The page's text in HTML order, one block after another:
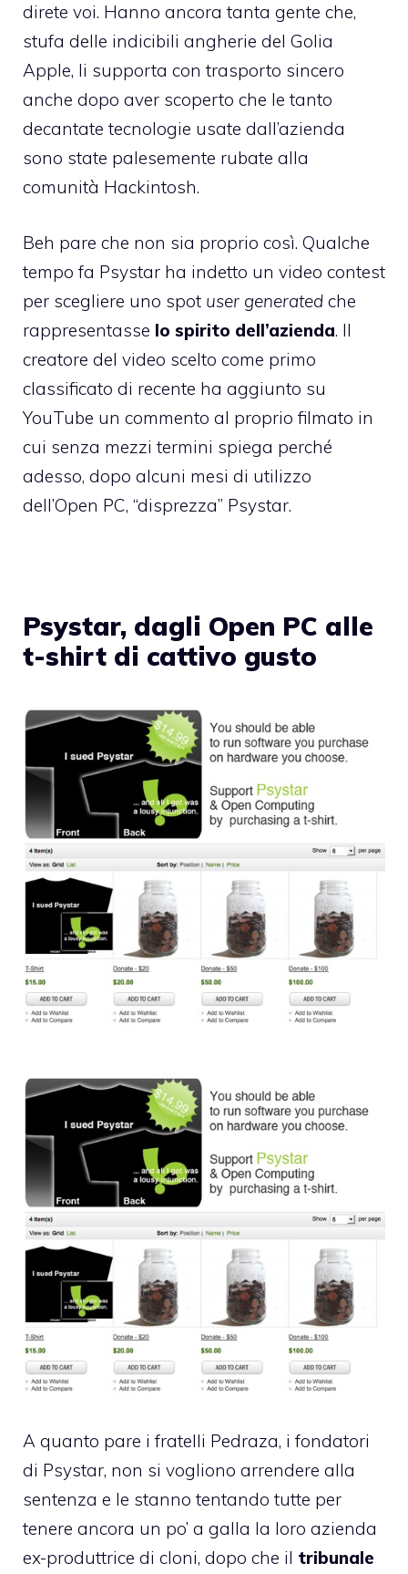
direte voi. Hanno ancora tanta gente che,
stufa delle indicibili angherie del Golia
Apple, li supporta con trasporto sincero
anche dopo aver scoperto che le tanto
decantate tecnologie usate dall’azienda
sono state palesemente rubate alla
comunità Hackintosh.
Beh pare che non sia proprio così. Qualche
tempo fa Psystar ha indetto un video contest
per scegliere uno spot user generated che
rappresentasse lo spirito dell’azienda. Il
creatore del video scelto come primo
classificato di recente ha aggiunto su
YouTube un commento al proprio filmato in
cui senza mezzi termini spiega perché
adesso, dopo alcuni mesi di utilizzo
dell’Open PC, “disprezza” Psystar.
Psystar, dagli Open PC alle
t-shirt di cattivo gusto
A quanto pare i fratelli Pedraza, i fondatori
di Psystar, non si vogliono arrendere alla
sentenza e le stanno tentando tutte per
tenere ancora un po’ a galla la loro azienda
ex-produttrice di cloni, dopo che il tribunale